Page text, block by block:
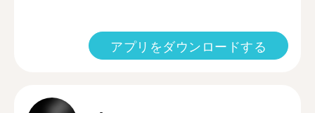
アプリをダウンロードする